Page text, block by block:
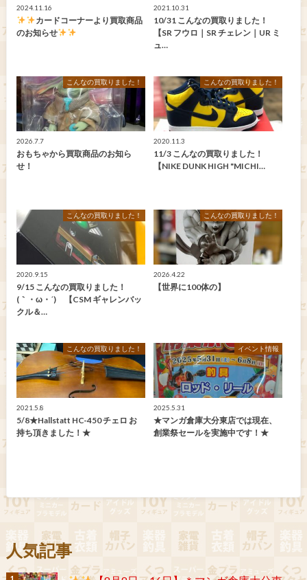
2024.11.16
カードコーナーより買取商品
のお知らせ
2021.10.31
10/31 こんなの買取りました！
【SR フウロ｜SR チェレン｜UR ミ
ュ…
こんなの買取りました！
2026.7.7
おもちゃから買取商品のお知ら
せ！
こんなの買取りました！
2020.11.3
11/3 こんなの買取りました！
【NIKE DUNK HIGH "MICHI…
こんなの買取りました！
2020.9.15
9/15 こんなの買取りました！
(｀・ω・´)ゞ【CSM ギャレンバッ
クル＆…
こんなの買取りました！
2026.4.22
【世界に100体の】
こんなの買取りました！
2021.5.8
5/8★Hallstatt HC-450 チェロ お
持ち頂きました！★
イベント情報
2025.5.31
★マンガ倉庫大分東店では現在、
創業祭セールを実施中です！★
人気記事